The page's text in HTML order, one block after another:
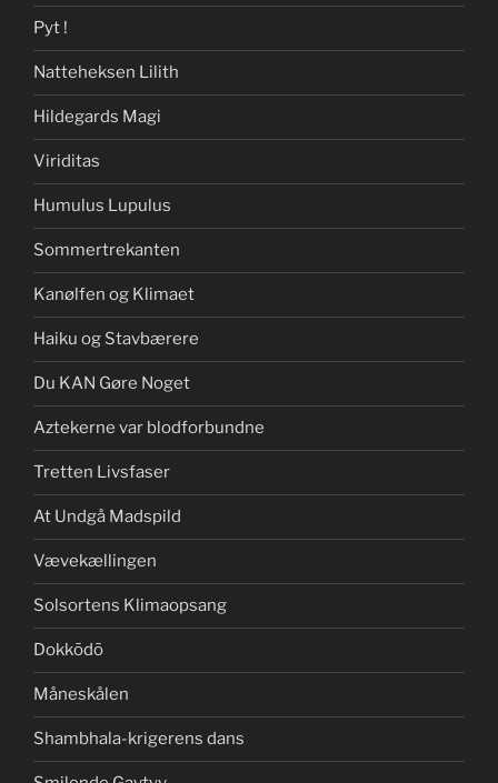
Pyt !
Natteheksen Lilith
Hildegards Magi
Viriditas
Humulus Lupulus
Sommertrekanten
Kanølfen og Klimaet
Haiku og Stavbærere
Du KAN Gøre Noget
Aztekerne var blodforbundne
Tretten Livsfaser
At Undgå Madspild
Vævekællingen
Solsortens Klimaopsang
Dokkōdō
Måneskålen
Shambhala-krigerens dans